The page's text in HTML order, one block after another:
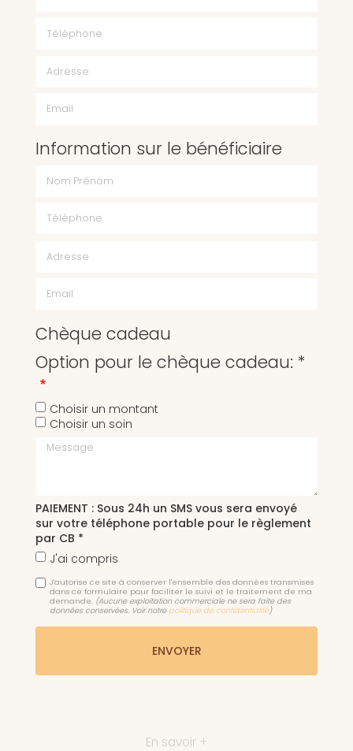
Information sur le bénéficiaire
Chèque cadeau
Option pour le chèque cadeau: *
Choisir un montant
Choisir un soin
Message
PAIEMENT : Sous 24h un SMS vous sera envoyé
sur votre téléphone portable pour le règlement
par CB *
J'ai compris
J'autorise ce site à conserver l'ensemble des données transmises
dans ce formulaire pour faciliter le suivi et le traitement de ma
demande. (Aucune exploitation commerciale ne sera faite des
données conservées. Voir notre politique de confidentialité)
En savoir +